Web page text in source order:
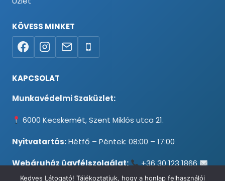
KÖVESS MINKET
KAPCSOLAT
Munkavédelmi Szaküzlet:
6000 Kecskemét, Szent Miklós utca 21.
Nyitvatartás:Hétfő – Péntek: 08:00 – 17:00
Webáruház ügyfélszolgálat:
+36 30 123 1866
info@testpancel.hu
Kedves Látogató! Tájékoztatjuk, hogy a honlap felhasználói